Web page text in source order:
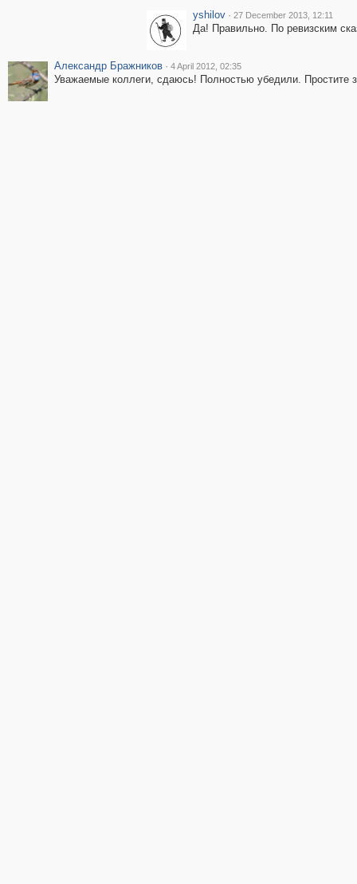
yshilov · 27 December 2013, 12:11
Да! Правильно. По ревизским
Александр Бражников · 4 April 2012, 02:35
Уважаемые коллеги, сдаюсь! Полностью убедили. Простите